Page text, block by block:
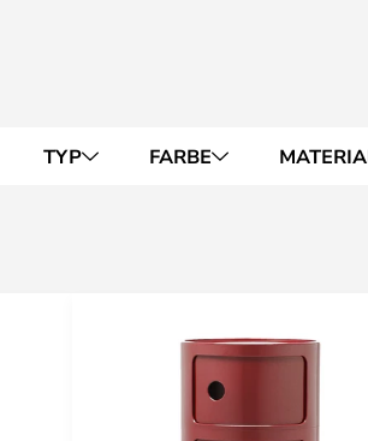
TYP FARBE